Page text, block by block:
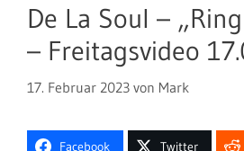
De La Soul –
– Freitagsvideo
17. Februar 2023 von Mark
Facebook Twitter